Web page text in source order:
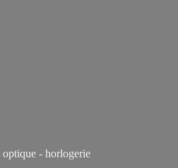
- horlogerie